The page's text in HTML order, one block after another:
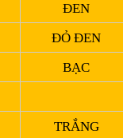
ĐEN
ĐỎ ĐEN
BẠC
TRẮNG